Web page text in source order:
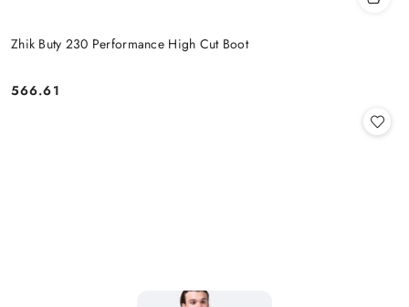
Zhik Buty 230 Performance High Cut Boot
Cena:
566.61